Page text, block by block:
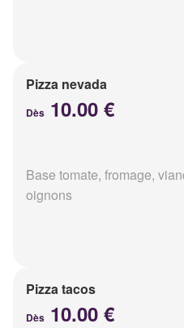
Pizza nevada
Dès 10.00 €
Base tomate, fromage,
oignons
Pizza tacos
Dès 10.00 €